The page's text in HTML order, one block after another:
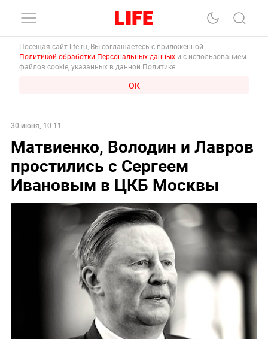
Посещая сайт life.ru, Вы соглашаетесь с приложенной
Политикой обработки Персональных данных и с использованием
файлов cookie, указанных в данной Политике.
ОК
30 июня, 10:11
Матвиенко, Володин и Лавров
простились с Сергеем
Ивановым в ЦКБ Москвы